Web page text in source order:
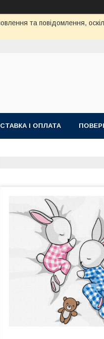
та повідомлення,
І ОПЛАТА